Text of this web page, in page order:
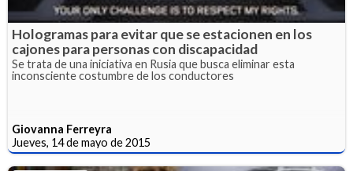
Hologramas para evitar que se estacionen en los
cajones para personas con discapacidad
Se trata de una iniciativa en Rusia que busca eliminar esta
inconsciente costumbre de los conductores
Giovanna Ferreyra
Jueves, 14 de mayo de 2015